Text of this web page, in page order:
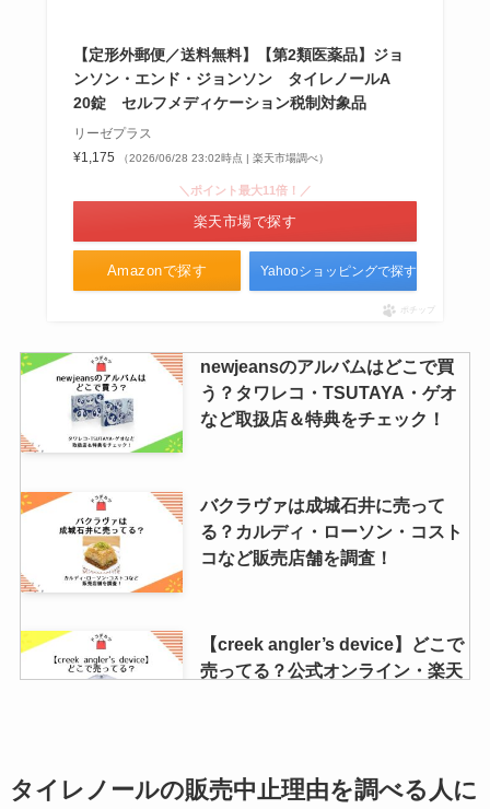
値段も調査！
も売ってる？無印やニトリは？ど
こで買えるか調査！
妊娠検査薬はどこで買う？薬局の
どこのコーナーにあるの？値段や
【定形外郵便／送料無料】【第2類医薬品】ジョ
ンソン・エンド・ジョンソン タイレノールA
20錠 セルフメディケーション税制対象品
リーゼプラス
¥1,175
（2026/06/28 23:02時点 | 楽天市場調べ）
Amazonで探す
＼ポイント最大11倍！／
楽天市場で探す
Yahooショッピングで探す
ポチップ
newjeansのアルバムはどこで買
う？タワレコ・TSUTAYA・ゲオ
など取扱店＆特典をチェック！
バクラヴァは成城石井に売って
る？カルディ・ローソン・コスト
コなど販売店舗を調査！
【creek angler’s device】どこで
売ってる？公式オンライン・楽天
サウナハットはどこで売ってる？
タイレノールの販売中止理由を調べる人に